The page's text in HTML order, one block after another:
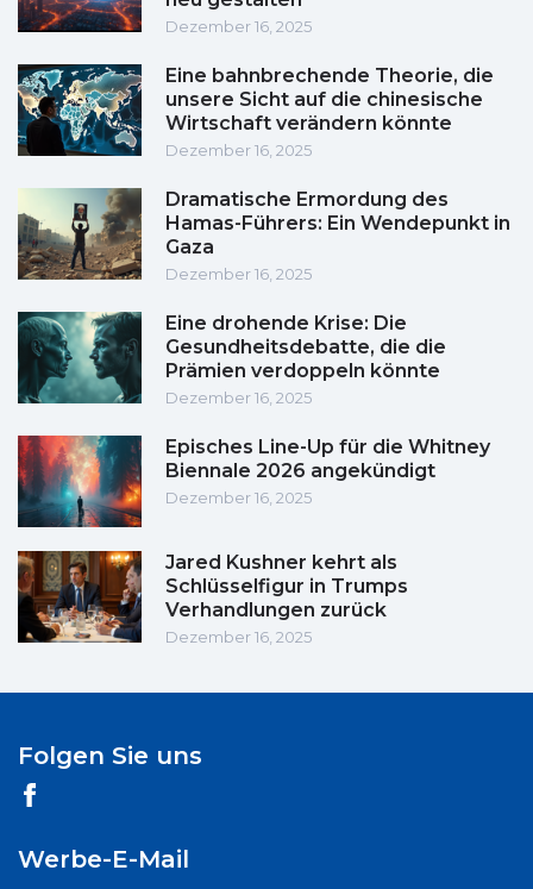
Dezember 16, 2025
Eine bahnbrechende Theorie, die
unsere Sicht auf die chinesische
Wirtschaft verändern könnte
Dezember 16, 2025
Dramatische Ermordung des
Hamas-Führers: Ein Wendepunkt in
Gaza
Dezember 16, 2025
Eine drohende Krise: Die
Gesundheitsdebatte, die die
Prämien verdoppeln könnte
Dezember 16, 2025
Episches Line-Up für die Whitney
Biennale 2026 angekündigt
Dezember 16, 2025
Jared Kushner kehrt als
Schlüsselfigur in Trumps
Verhandlungen zurück
Dezember 16, 2025
Folgen Sie uns
Werbe-E-Mail